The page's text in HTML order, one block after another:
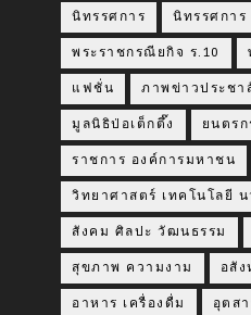
นิทรรศการ นิทรรศการ
พระราชกรณียกิจ ร.10
แฟชั่น ภาพข่าวประชา
มูลนิธิป่อเต็กตึ๊ง ยนตรก
ราชการ องค์การมหาชน
วิทยาศาสตร์ เทคโนโลยี น
สังคม ศิลปะ วัฒนธรรม
สุขภาพ ความงาม อสั
อาหาร เครื่องดื่ม อุตส